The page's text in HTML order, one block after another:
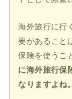
海外旅行に行
要があること
保険を使うこ
に海外旅行保
なりますよね。